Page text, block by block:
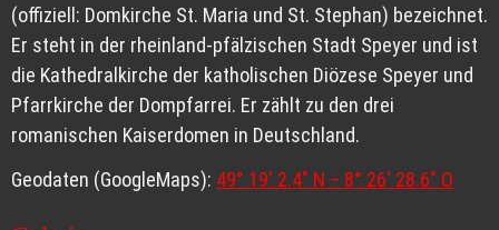
(offiziell: Domkirche St. Maria und St. Stephan) bezeichnet.
Er steht in der rheinland-pfälzischen Stadt Speyer und ist
die Kathedralkirche der katholischen Diözese Speyer und
Pfarrkirche der Dompfarrei. Er zählt zu den drei
romanischen Kaiserdomen in Deutschland.
Geodaten (GoogleMaps): 49° 19′ 2.4″ N – 8° 26′ 28.6″ O